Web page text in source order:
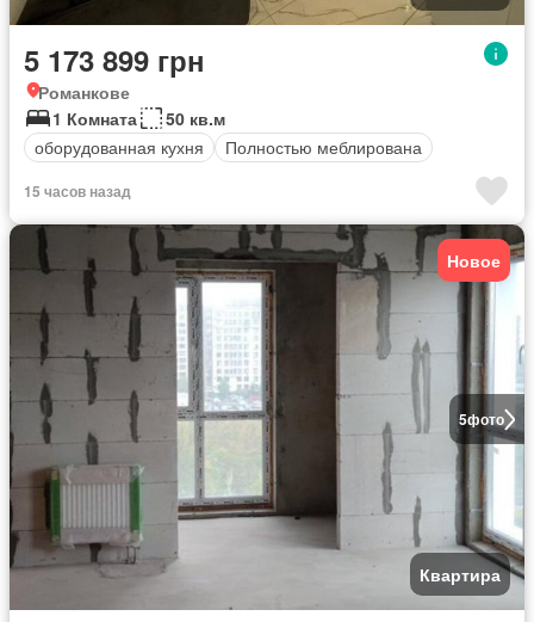
5 173 899 грн
Романкове
1 Комната
50 кв.м
оборудованная кухня
Полностью меблирована
15 часов назад
5фото
Новое
Квартира